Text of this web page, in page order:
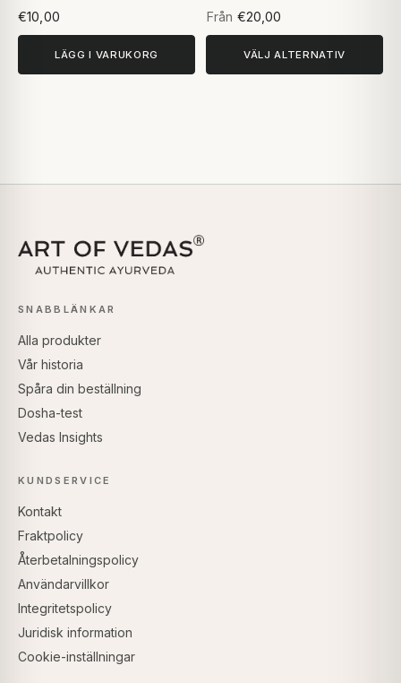
€10,00
LÄGG I VARUKORG
Från €20,00
VÄLJ ALTERNATIV
SNABBLÄNKAR
Alla produkter
Vår historia
Spåra din beställning
Dosha-test
Vedas Insights
KUNDSERVICE
Kontakt
Fraktpolicy
Återbetalningspolicy
Användarvillkor
Integritetspolicy
Juridisk information
Cookie-inställningar